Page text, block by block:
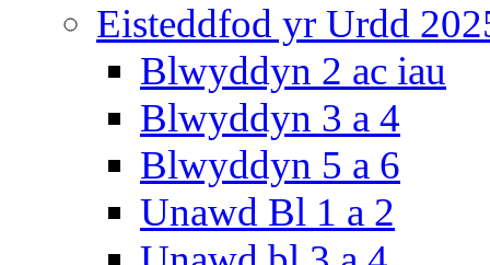
Eisteddfod yr Urdd
Blwyddyn 2 ac iau
Blwyddyn 3 a 4
Blwyddyn 5 a 6
Unawd Bl 1 a 2